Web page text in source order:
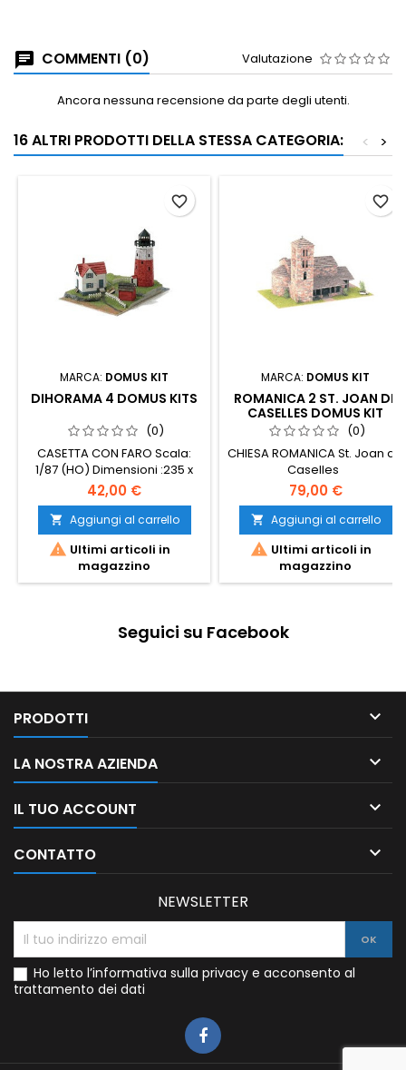
COMMENTI (0) Valutazione
Ancora nessuna recensione da parte degli utenti.
16 ALTRI PRODOTTI DELLA STESSA CATEGORIA: >
<
MARCA: DOMUS KIT
DIHORAMA 4 DOMUS KITS
(0)
CASETTA CON FARO Scala:
1/87 (HO) Dimensioni :235 x
300 x 197 Pezzi: 557
42,00 €
 Aggiungi al carrello
 Ultimi articoli in
magazzino
favorite_border
MARCA: DOMUS KIT
ROMANICA 2 ST. JOAN DE
CASELLES DOMUS KIT
(0)
CHIESA ROMANICA St. Joan de
Caselles
79,00 €
 Aggiungi al carrello
 Ultimi articoli in
magazzino
favorite_border
Seguici su Facebook
PRODOTTI 
LA NOSTRA AZIENDA 
IL TUO ACCOUNT 
CONTATTO 
NEWSLETTER
Ho letto l’informativa sulla privacy e acconsento al
trattamento dei dati